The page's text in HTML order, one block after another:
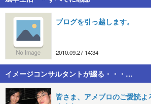
ブログを引っ越します。
2010.09.27 14:34
イメージコンサルタントが綴る・・・…
皆さま、アメブロのご愛読よ